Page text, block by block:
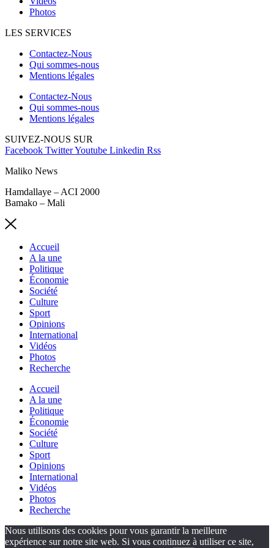
Photos
LES SERVICES
Contactez-Nous
Qui sommes-nous
Mentions légales
Contactez-Nous
Qui sommes-nous
Mentions légales
SUIVEZ-NOUS SUR
Facebook TwitterYoutube Linkedin Rss
Maliko News
Hamdallaye – ACI 2000
Bamako – Mali
Accueil
A la une
Politique
Économie
Société
Culture
Sport
Opinions
International
Vidéos
Photos
Recherche
Accueil
A la une
Politique
Économie
Société
Culture
Sport
Opinions
International
Vidéos
Photos
Recherche
Nous utilisons des cookies pour vous garantir la meilleure
expérience sur notre site web. Si vous continuez à utiliser ce site,